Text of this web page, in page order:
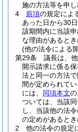
施の方法等を申し
4
前項の規定によ
あった日から30
該期間内に当該
な理由があるとき
(他の法令による
第29条
議長は、
開示請求に係る
法と同一の方法
間が定められて
には、 同項本文
ついては、当該
し、当該他の法
の定めがあるとき
2
他の法令の規定